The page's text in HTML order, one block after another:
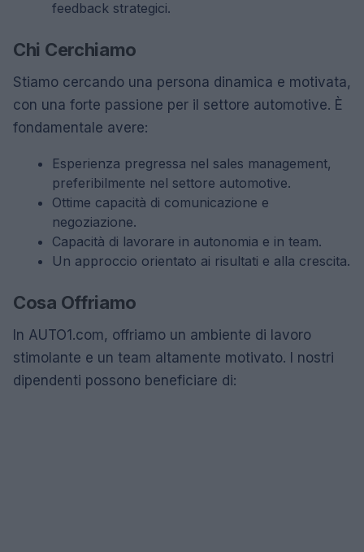
feedback strategici.
Chi Cerchiamo
Stiamo cercando una persona dinamica e motivata,
con una forte passione per il settore automotive. È
fondamentale avere:
Esperienza pregressa nel sales management,
preferibilmente nel settore automotive.
Ottime capacità di comunicazione e
negoziazione.
Capacità di lavorare in autonomia e in team.
Un approccio orientato ai risultati e alla crescita.
Cosa Offriamo
In AUTO1.com, offriamo un ambiente di lavoro
stimolante e un team altamente motivato. I nostri
dipendenti possono beneficiare di: